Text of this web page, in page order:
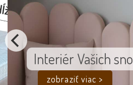
Interiér Vašich snov
zobraziť viac >